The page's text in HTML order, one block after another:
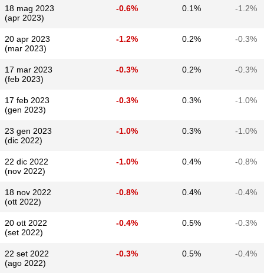
18 mag 2023
(apr 2023)
-0.6% 0.1% -1.2%
20 apr 2023
(mar 2023)
-1.2% 0.2% -0.3%
17 mar 2023
(feb 2023)
-0.3% 0.2% -0.3%
17 feb 2023
(gen 2023)
-0.3% 0.3% -1.0%
23 gen 2023
(dic 2022)
-1.0% 0.3% -1.0%
22 dic 2022
(nov 2022)
-1.0% 0.4% -0.8%
18 nov 2022
(ott 2022)
-0.8% 0.4% -0.4%
20 ott 2022
(set 2022)
-0.4% 0.5% -0.3%
22 set 2022
(ago 2022)
-0.3% 0.5% -0.4%